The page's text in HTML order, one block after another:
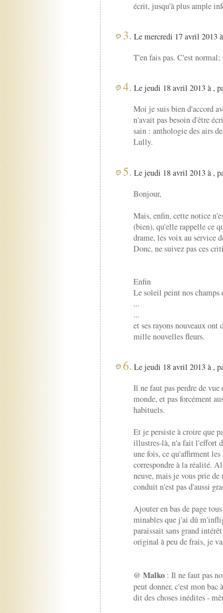
écrit, jusqu'à plus ample
3. Le mercredi 17 avril 2013
T'en fais pas. C'est
4. Le jeudi 18 avril 2013 à ,
Moi je suis bien d'accord
n'avait pas besoin d'être
sain : anthologie des airs
Lully.
5. Le jeudi 18 avril 2013 à ,
Bonjour,
Mais, enfin, cette notice
(bien), qu'elle rappelle ce
drame, les voix au service
Donc, ne suivez pas ces
Enfin
Le soleil peint nos champs
...
...
et ses rayons nouveaux ont
mille nouvelles fleurs.
6. Le jeudi 18 avril 2013 à ,
Il ne faut pas perdre de vue
monde, et pas forcément
habituels.
Et je persiste à croire que
illustres-là, n'a fait l'effort
une fois, ce qu'affirment
correspondre à la réalité.
neuve, mais je vous prie
conduit n'est pas d'aussi
Ajouter en bas de page
minables que j'ai dû
paraissait sans grand
original à peu de frais, je
@ Malko: Il ne faut pas
peut donner, c'est mon
dit des choses inédites -